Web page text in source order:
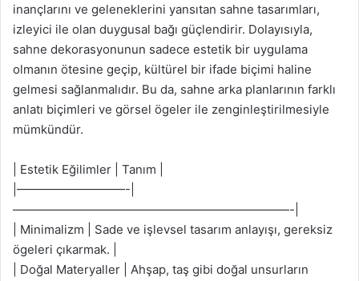
inançlarını ve geleneklerini yansıtan sahne tasarımları,
izleyici ile olan duygusal bağı güçlendirir. Dolayısıyla,
sahne dekorasyonunun sadece estetik bir uygulama
olmanın ötesine geçip, kültürel bir ifade biçimi haline
gelmesi sağlanmalıdır. Bu da, sahne arka planlarının farklı
anlatı biçimleri ve görsel ögeler ile zenginleştirilmesiyle
mümkündür.
| Estetik Eğilimler | Tanım |
|—————————-|
———————————————————————-|
| Minimalizm | Sade ve işlevsel tasarım anlayışı, gereksiz
ögeleri çıkarmak. |
| Doğal Materyaller | Ahşap, taş gibi doğal unsurların